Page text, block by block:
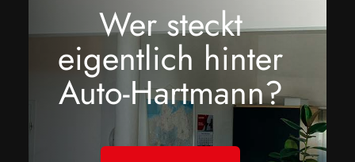
Wer steckt
eigentlich hinter
Auto-Hartmann?